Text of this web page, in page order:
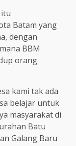
Batam yang
dengan
BBM
orang
kami tak ada
belajar untuk
masyarakat di
Batu
Galang Baru